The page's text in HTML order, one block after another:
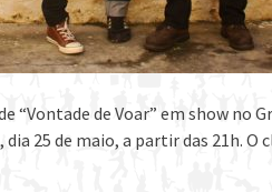
“Vontade de Voar” em show no
25 de maio, a partir das 21h.